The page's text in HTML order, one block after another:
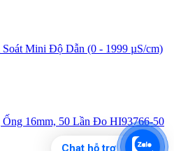
Mini Độ Dẫn (0 - 1999 µS/cm)
16mm, 50 Lần Đo HI93766-50
Chat hỗ trợ